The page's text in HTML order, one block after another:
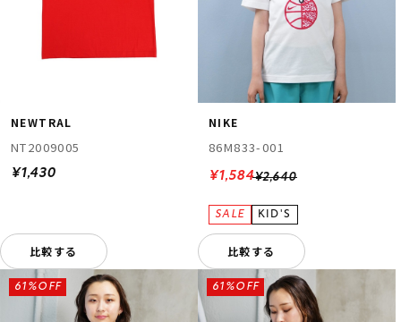
NEWTRAL
NT2009005
¥1,430
比較する
NIKE
86M833-001
¥2,640
¥1,584
比較する
61%OFF 61%OFF